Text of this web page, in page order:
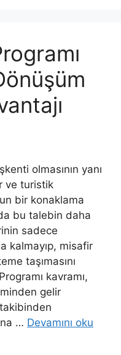
olmasının yanı
ve turistik
bir konaklama
bu talebin daha
sadece
kalmayıp, misafir
taşımasını
kavramı,
gelir
… Devamını oku